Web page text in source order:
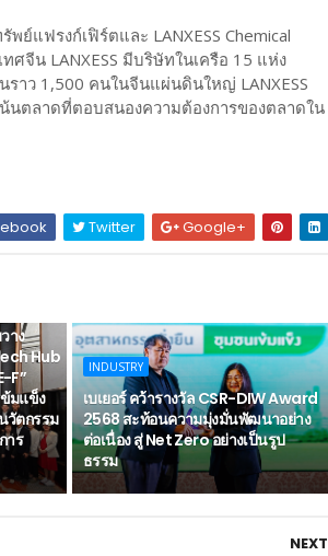
แฟรงก์เฟิร์ตและ LANXESS Chemical
ศจีน LANXESS มีบริษัทในเครือ 15 แห่ง
าว 1,500 คนในจีนแผ่นดินใหญ่ LANXESS
ตลาดที่ตอบสนองความต้องการของตลาดใน
Twitter Google+
าง
Hub
F”
มแข็ง
วัตกรรม
าร
INDUSTRY
เบเยอร์ คว้ารางวัล CSR-DIW Award
2568 สะท้อนความมุ่งมั่นพัฒนาอย่าง
ต่อเนื่อง สู่ Net Zero อย่างเป็นรูป
ธรรม
NEXT